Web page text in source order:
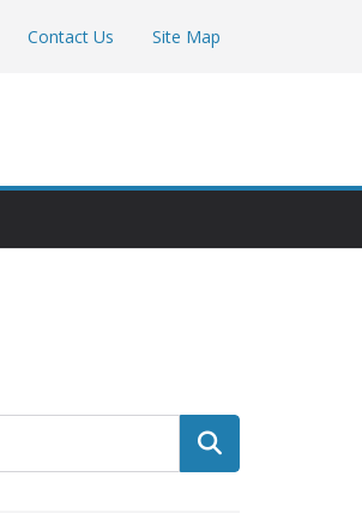
Contact Us Site Map